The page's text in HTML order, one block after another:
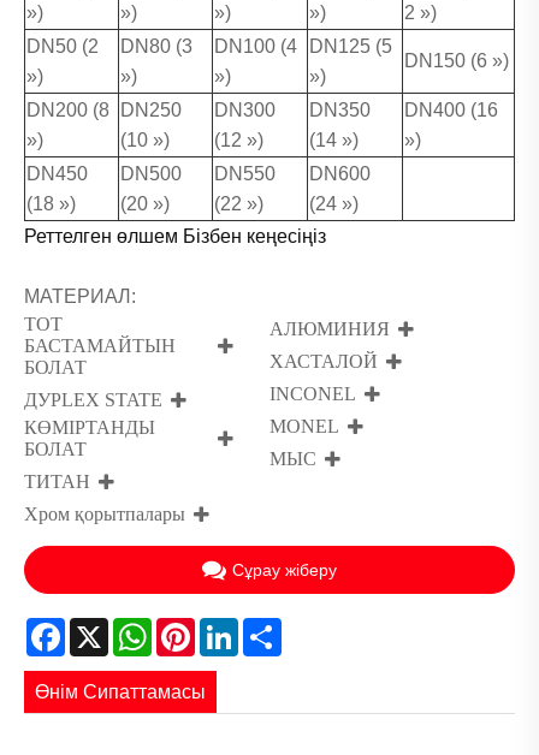
»)
»)
»)
»)
2 »)
DN50 (2
»)
DN80 (3
»)
DN100 (4
»)
DN125 (5
»)
DN150 (6 »)
DN200 (8
»)
DN250
(10 »)
DN300
(12 »)
DN350
(14 »)
DN400 (16
»)
DN450
(18 »)
DN500
(20 »)
DN550
(22 »)
DN600
(24 »)
Реттелген өлшем Бізбен кеңесіңіз
МАТЕРИАЛ:
ТОТ
БАСТАМАЙТЫН
БОЛАТ
ДУPLEX STATE
КӨМІРТАНДЫ
БОЛАТ
ТИТАН
Хром қорытпалары
АЛЮМИНИЯ
ХАСТАЛОЙ
INCONEL
MONEL
МЫС
Сұрау жіберу
Facebook
X WhatsApp
PinterestLinkedIn
Өнім Сипаттамасы